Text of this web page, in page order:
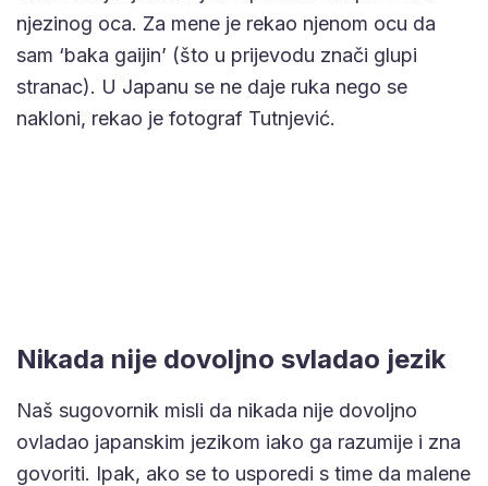
njezinog oca. Za mene je rekao njenom ocu da
sam ‘baka gaijin’ (što u prijevodu znači glupi
stranac). U Japanu se ne daje ruka nego se
nakloni, rekao je fotograf Tutnjević.
Nikada nije dovoljno svladao jezik
Naš sugovornik misli da nikada nije dovoljno
ovladao japanskim jezikom iako ga razumije i zna
govoriti. Ipak, ako se to usporedi s time da malene